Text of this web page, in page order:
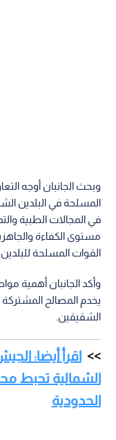
وبحث الجانبان أوجه
المسلحة في البلدين
في المجالات الطبية
مستوى الكفاءة
القوات المسلحة
وأكد الجانبان أهمية
يخدم المصالح المشتركة
الشقيقين.
اقرأ أيضا:
الشمالية تحبط
الحدودية